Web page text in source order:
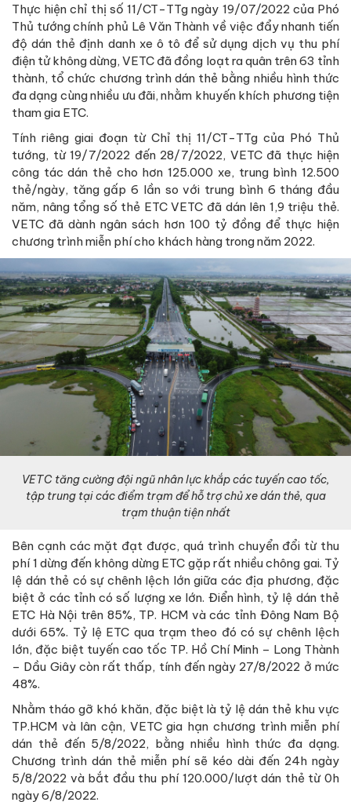
Thực hiện chỉ thị số 11/CT-TTg ngày 19/07/2022 của Phó
Thủ tướng chính phủ Lê Văn Thành về việc đẩy nhanh tiến
độ dán thẻ định danh xe ô tô để sử dụng dịch vụ thu phí
điện tử không dừng, VETC đã đồng loạt ra quân trên 63 tỉnh
thành, tổ chức chương trình dán thẻ bằng nhiều hình thức
đa dạng cùng nhiều ưu đãi, nhằm khuyến khích phương tiện
tham gia ETC.
Tính riêng giai đoạn từ Chỉ thị 11/CT-TTg của Phó Thủ
tướng, từ 19/7/2022 đến 28/7/2022, VETC đã thực hiện
công tác dán thẻ cho hơn 125.000 xe, trung bình 12.500
thẻ/ngày, tăng gấp 6 lần so với trung bình 6 tháng đầu
năm, nâng tổng số thẻ ETC VETC đã dán lên 1,9 triệu thẻ.
VETC đã dành ngân sách hơn 100 tỷ đồng để thực hiện
chương trình miễn phí cho khách hàng trong năm 2022.
VETC tăng cường đội ngũ nhân lực khắp các tuyến cao tốc,
tập trung tại các điểm trạm để hỗ trợ chủ xe dán thẻ, qua
trạm thuận tiện nhất
Bên cạnh các mặt đạt được, quá trình chuyển đổi từ thu
phí 1 dừng đến không dừng ETC gặp rất nhiều chông gai. Tỷ
lệ dán thẻ có sự chênh lệch lớn giữa các địa phương, đặc
biệt ở các tỉnh có số lượng xe lớn. Điển hình, tỷ lệ dán thẻ
ETC Hà Nội trên 85%, TP. HCM và các tỉnh Đông Nam Bộ
dưới 65%. Tỷ lệ ETC qua trạm theo đó có sự chênh lệch
lớn, đặc biệt tuyến cao tốc TP. Hồ Chí Minh – Long Thành
– Dầu Giây còn rất thấp, tính đến ngày 27/8/2022 ở mức
48%.
Nhằm tháo gỡ khó khăn, đặc biệt là tỷ lệ dán thẻ khu vực
TP.HCM và lân cận, VETC gia hạn chương trình miễn phí
dán thẻ đến 5/8/2022, bằng nhiều hình thức đa dạng.
Chương trình dán thẻ miễn phí sẽ kéo dài đến 24h ngày
5/8/2022 và bắt đầu thu phí 120.000/lượt dán thẻ từ 0h
ngày 6/8/2022.